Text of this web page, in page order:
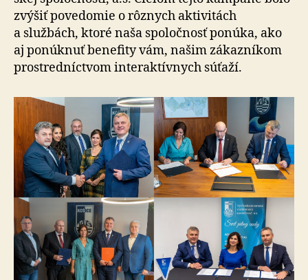
zvýšiť po­ve­do­mie o rôz­nych akti­vi­tách
a službách, ktoré naša spoločnosť ponúka, ako
aj ponúknuť benefity vám, našim zá­kaz­ní­kom
prostred­níc­tvom interak­tív­nych sú­ťa­ží.